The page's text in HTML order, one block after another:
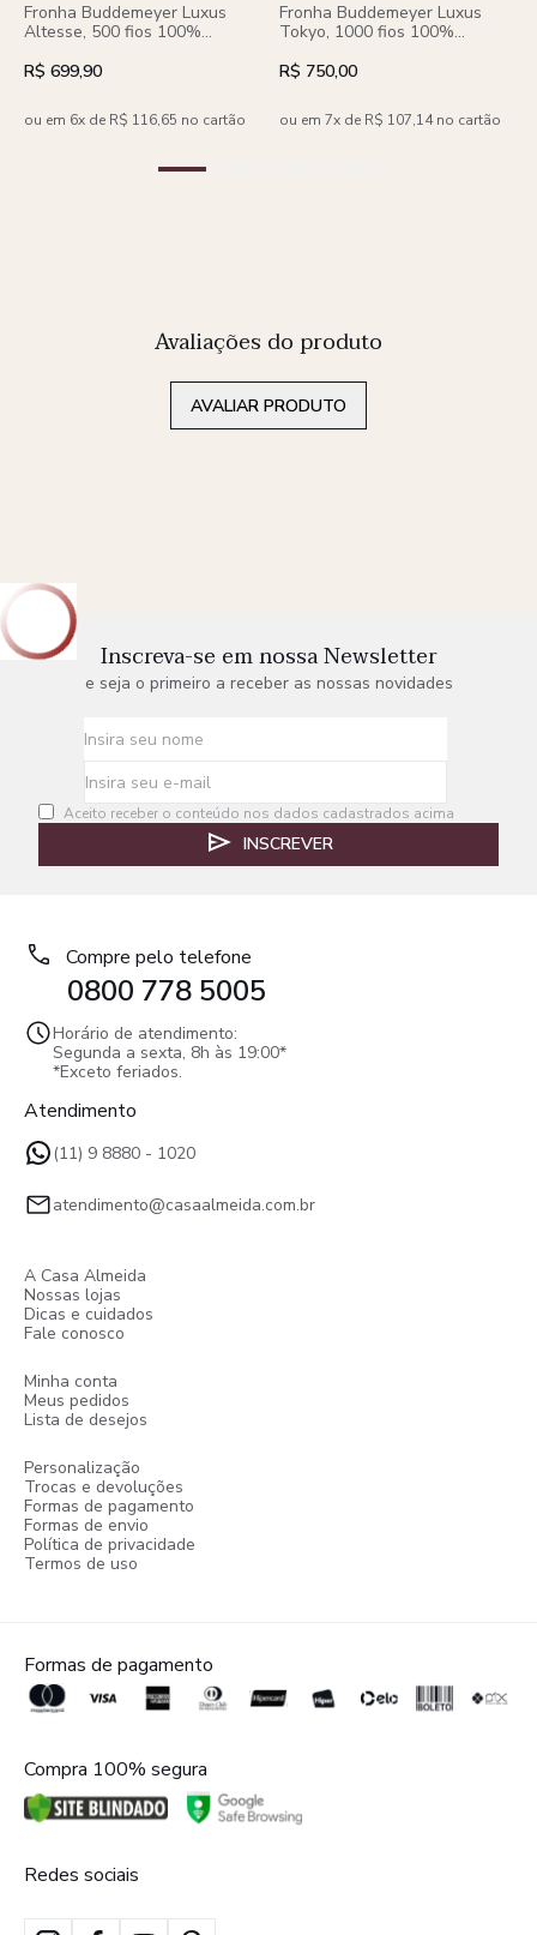
Fronha Buddemeyer Luxus
Altesse, 500 fios 100%
c/renda Branca 50x90cm com
R$ 699,90
ou em 6x de R$ 116,65 no cartão
Fronha Buddemeyer Luxus
Tokyo, 1000 fios 100%
Branco c/renda Branca
R$ 750,00
ou em 7x de R$ 107,14 no cartão
Avaliações do produto
AVALIAR PRODUTO
Inscreva-se em nossa Newsletter
e seja o primeiro a receber as nossas novidades
Aceito receber o conteúdo nos dados cadastrados acima
INSCREVER
Compre pelo telefone
0800 778 5005
Horário de atendimento:
Segunda a sexta, 8h às 19:00*
*Exceto feriados.
Atendimento
(11) 9 8880 - 1020
atendimento@casaalmeida.com.br
A Casa Almeida
Nossas lojas
Dicas e cuidados
Fale conosco
Minha conta
Meus pedidos
Lista de desejos
Personalização
Trocas e devoluções
Formas de pagamento
Formas de envio
Política de privacidade
Termos de uso
Formas de pagamento
Compra 100% segura
Redes sociais